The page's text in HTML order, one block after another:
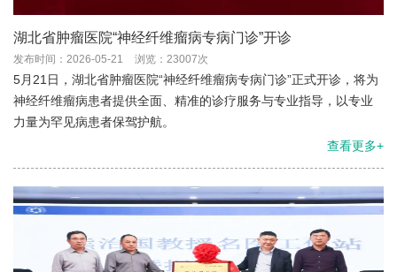
湖北省肿瘤医院“神经纤维瘤病专病门诊”开诊
发布时间：2026-05-21 浏览：23007次
5月21日，湖北省肿瘤医院“神经纤维瘤病专病门诊”正式开诊，将为
神经纤维瘤病患者提供全面、精准的诊疗服务与专业指导，以专业
力量为罕见病患者保驾护航。
查看更多+